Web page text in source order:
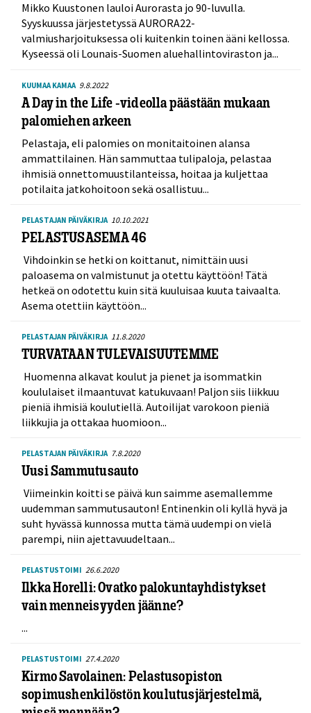
Mikko Kuustonen lauloi Aurorasta jo 90-luvulla.
Syyskuussa järjestetyssä AURORA22-
valmiusharjoituksessa oli kuitenkin toinen ääni kellossa.
Kyseessä oli Lounais-Suomen aluehallintoviraston ja...
KUUMAA KAMAA 9.8.2022
A Day in the Life -videolla päästään mukaan
palomiehen arkeen
Pelastaja, eli palomies on monitaitoinen alansa
ammattilainen. Hän sammuttaa tulipaloja, pelastaa
ihmisiä onnettomuustilanteissa, hoitaa ja kuljettaa
potilaita jatkohoitoon sekä osallistuu...
PELASTAJAN PÄIVÄKIRJA 10.10.2021
PELASTUSASEMA 46
Vihdoinkin se hetki on koittanut, nimittäin uusi
paloasema on valmistunut ja otettu käyttöön! Tätä
hetkeä on odotettu kuin sitä kuuluisaa kuuta taivaalta.
Asema otettiin käyttöön...
PELASTAJAN PÄIVÄKIRJA 11.8.2020
TURVATAAN TULEVAISUUTEMME
Huomenna alkavat koulut ja pienet ja isommatkin
koululaiset ilmaantuvat katukuvaan! Paljon siis liikkuu
pieniä ihmisiä koulutiellä. Autoilijat varokoon pieniä
liikkujia ja ottakaa huomioon...
PELASTAJAN PÄIVÄKIRJA 7.8.2020
Uusi Sammutusauto
Viimeinkin koitti se päivä kun saimme asemallemme
uudemman sammutusauton! Entinenkin oli kyllä hyvä ja
suht hyvässä kunnossa mutta tämä uudempi on vielä
parempi, niin ajettavuudeltaan...
PELASTUSTOIMI 26.6.2020
Ilkka Horelli: Ovatko palokuntayhdistykset
vain menneisyyden jäänne?
...
PELASTUSTOIMI 27.4.2020
Kirmo Savolainen: Pelastusopiston
sopimushenkilöstön koulutusjärjestelmä,